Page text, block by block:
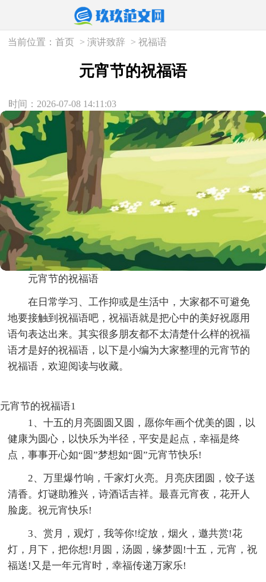
当前位置：首页 >演讲致辞 >祝福语
元宵节的祝福语
时间：2026-07-08 14:11:03
元宵节的祝福语
在日常学习、工作抑或是生活中，大家都不可避免
地要接触到祝福语吧，祝福语就是把心中的美好祝愿用
语句表达出来。其实很多朋友都不太清楚什么样的祝福
语才是好的祝福语，以下是小编为大家整理的元宵节的
祝福语，欢迎阅读与收藏。
元宵节的祝福语1
1、十五的月亮圆圆又圆，愿你年画个优美的圆，以
健康为圆心，以快乐为半径，平安是起点，幸福是终
点，事事开心如“圆”梦想如“圆”元宵节快乐!
2、万里爆竹响，千家灯火亮。月亮庆团圆，饺子送
清香。灯谜助雅兴，诗酒话吉祥。最喜元宵夜，花开人
脸庞。祝元宵快乐!
3、赏月，观灯，我等你!绽放，烟火，邀共赏!花
灯，月下，把你想!月圆，汤圆，缘梦圆!十五，元宵，祝
福送!又是一年元宵时，幸福传递万家乐!